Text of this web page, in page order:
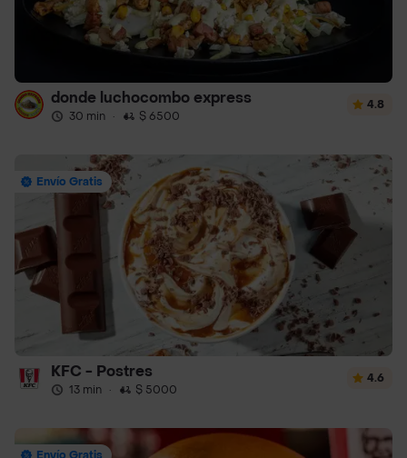
donde luchocombo express
30 min · $ 6500
4.8
Envío Gratis
KFC - Postres
13 min · $ 5000
4.6